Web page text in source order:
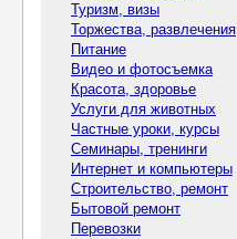
Туризм, визы
Торжества, развлечения
Питание
Видео и фотосъемка
Красота, здоровье
Услуги для животных
Частные уроки, курсы
Семинары, тренинги
Интернет и компьютеры
Строительство, ремонт
Бытовой ремонт
Перевозки